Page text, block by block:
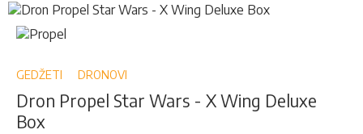
Skip
to
the
of
images
gallery
Skip
to
beginning
the
images
GEDŽETI DRONOVI
Dron Propel Star Wars - X Wing Deluxe
Box